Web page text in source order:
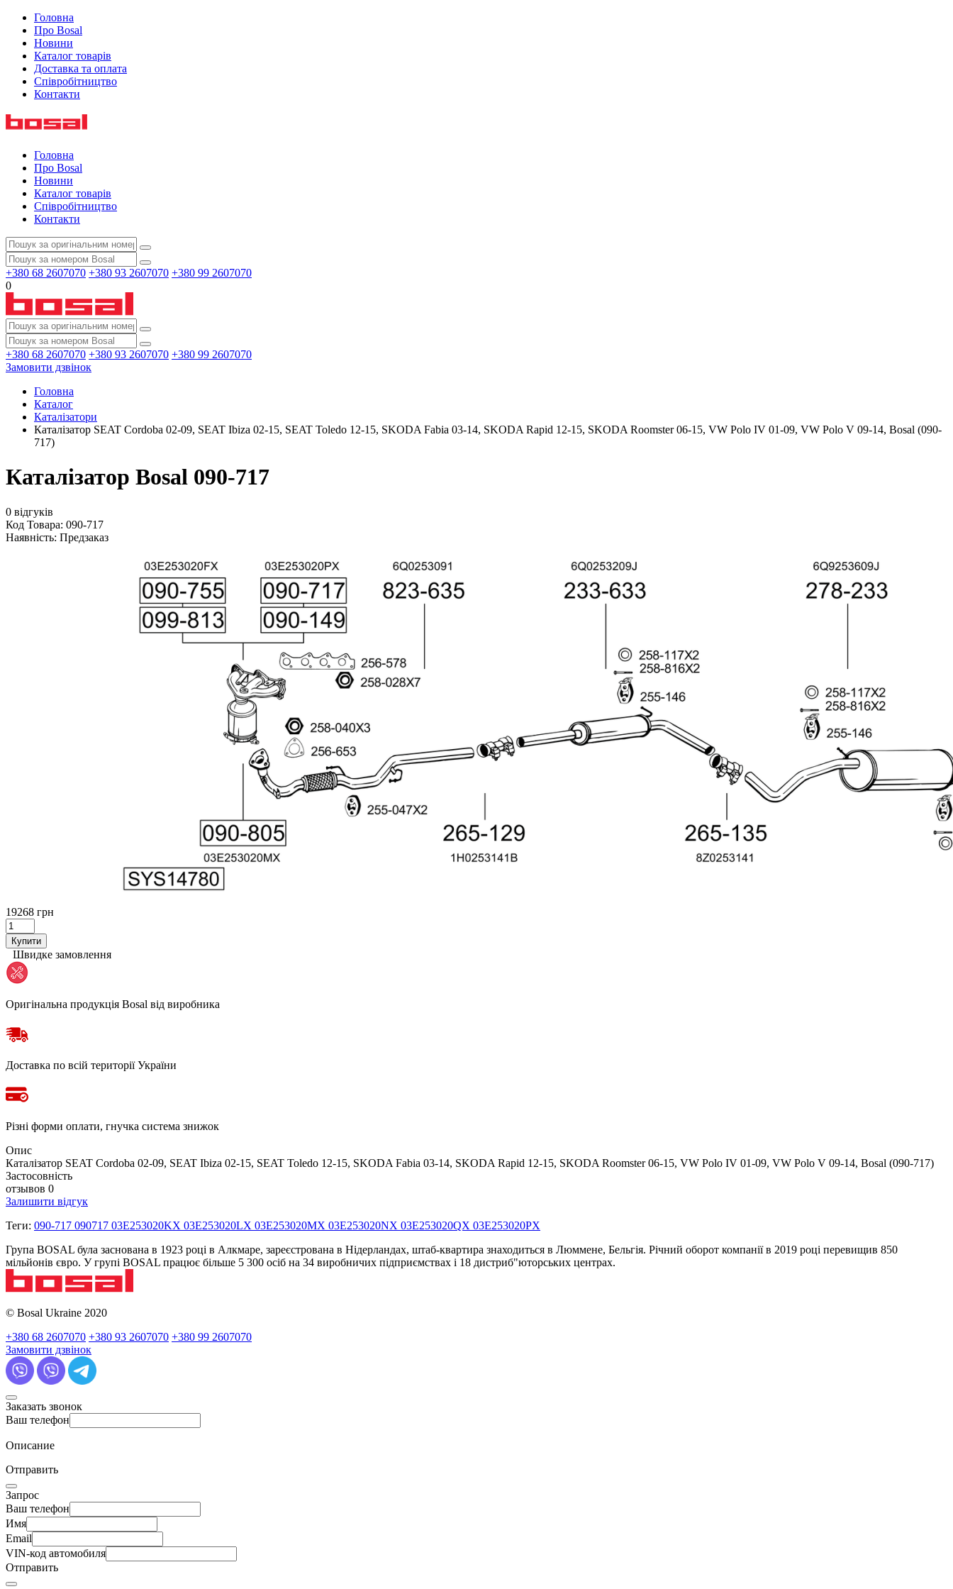
Головна
Про Bosal
Новини
Каталог товарів
Доставка та оплата
Співробітництво
Контакти
Головна
Про Bosal
Новини
Каталог товарів
Співробітництво
Контакти
+380 68 2607070 +380 93 2607070 +380 99 2607070
0
+380 68 2607070 +380 93 2607070 +380 99 2607070
Замовити дзвінок
Головна
Каталог
Каталізатори
Каталізатор SEAT Cordoba 02-09, SEAT Ibiza 02-15, SEAT Toledo 12-15, SKODA Fabia 03-14, SKODA Rapid 12-15, SKODA Roomster 06-15, VW Polo IV 01-09, VW Polo V 09-14, Bosal (090-
717)
Каталізатор Bosal 090-717
0 відгуків
Код Товара: 090-717
Наявність: Предзаказ
19268 грн
Купити
Швидке замовлення
Оригінальна продукція Bosal від виробника
Доставка по всій території України
Різні форми оплати, гнучка система знижок
Опис
Каталізатор SEAT Cordoba 02-09, SEAT Ibiza 02-15, SEAT Toledo 12-15, SKODA Fabia 03-14, SKODA Rapid 12-15, SKODA Roomster 06-15, VW Polo IV 01-09, VW Polo V 09-14, Bosal (090-717)
Застосовність
отзывов 0
Залишити відгук
Теги: 090-717 090717 03E253020KX 03E253020LX 03E253020MX 03E253020NX 03E253020QX 03E253020PX
Група BOSAL була заснована в 1923 році в Алкмаре, зареєстрована в Нідерландах, штаб-квартира знаходиться в Люммене, Бельгія. Річний оборот компанії в 2019 році перевищив 850
мільйонів євро. У групі BOSAL працює більше 5 300 осіб на 34 виробничих підприємствах і 18 дистриб"юторських центрах.
© Bosal Ukraine 2020
+380 68 2607070 +380 93 2607070 +380 99 2607070
Замовити дзвінок
Заказать звонок
Ваш телефон
Описание
Отправить
Запрос
Ваш телефон
Имя
Email
VIN-код автомобиля
Отправить